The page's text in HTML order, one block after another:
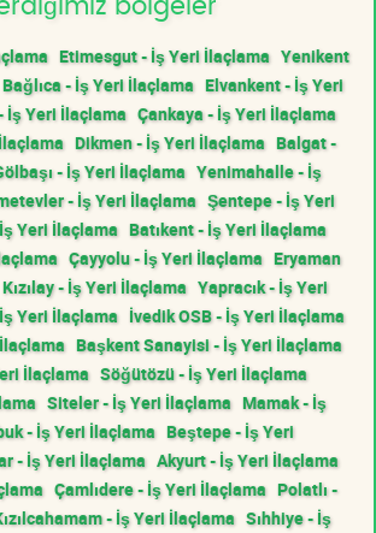
bölgeler
Etimesgut - İş Yeri İlaçlama Yenikent
Bağlıca - İş Yeri İlaçlama Elvankent - İş Yeri
İş Yeri İlaçlama Çankaya - İş Yeri İlaçlama
Dikmen - İş Yeri İlaçlama Balgat -
- İş Yeri İlaçlama Yenimahalle - İş
- İş Yeri İlaçlama Şentepe - İş Yeri
Yeri İlaçlama Batıkent - İş Yeri İlaçlama
Çayyolu - İş Yeri İlaçlama Eryaman
Kızılay - İş Yeri İlaçlama Yapracık - İş Yeri
Yeri İlaçlama İvedik OSB - İş Yeri İlaçlama
Başkent Sanayisi - İş Yeri İlaçlama
İlaçlama Söğütözü - İş Yeri İlaçlama
Siteler - İş Yeri İlaçlama Mamak - İş
- İş Yeri İlaçlama Beştepe - İş Yeri
- İş Yeri İlaçlama Akyurt - İş Yeri İlaçlama
Çamlıdere - İş Yeri İlaçlama Polatlı -
- İş Yeri İlaçlama Sıhhiye - İş